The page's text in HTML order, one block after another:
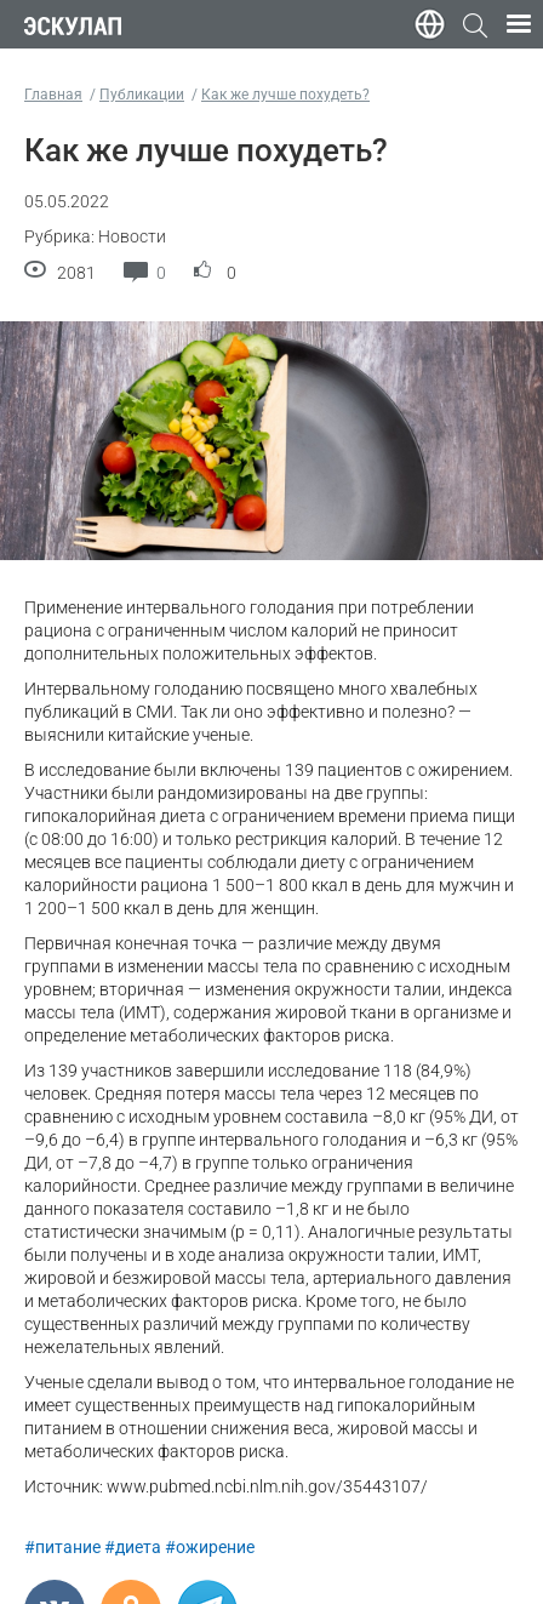
Главная Публикации Как же лучше похудеть?
Как же лучше похудеть?
05.05.2022
Рубрика: Новости
2081
0 0
Применение интервального голодания при потреблении
рациона с ограниченным числом калорий не приносит
дополнительных положительных эффектов.
Интервальному голоданию посвящено много хвалебных
публикаций в СМИ. Так ли оно эффективно и полезно? —
выяснили китайские ученые.
В исследование были включены 139 пациентов с ожирением.
Участники были рандомизированы на две группы:
гипокалорийная диета с ограничением времени приема пищи
(с 08:00 до 16:00) и только рестрикция калорий. В течение 12
месяцев все пациенты соблюдали диету с ограничением
калорийности рациона 1 500–1 800 ккал в день для мужчин и
1 200–1 500 ккал в день для женщин.
Первичная конечная точка — различие между двумя
группами в изменении массы тела по сравнению с исходным
уровнем; вторичная — изменения окружности талии, индекса
массы тела (ИМТ), содержания жировой ткани в организме и
определение метаболических факторов риска.
Из 139 участников завершили исследование 118 (84,9%)
человек. Средняя потеря массы тела через 12 месяцев по
сравнению с исходным уровнем составила –8,0 кг (95% ДИ, от
–9,6 до –6,4) в группе интервального голодания и –6,3 кг (95%
ДИ, от –7,8 до –4,7) в группе только ограничения
калорийности. Среднее различие между группами в величине
данного показателя составило –1,8 кг и не было
статистически значимым (р = 0,11). Аналогичные результаты
были получены и в ходе анализа окружности талии, ИМТ,
жировой и безжировой массы тела, артериального давления
и метаболических факторов риска. Кроме того, не было
существенных различий между группами по количеству
нежелательных явлений.
Ученые сделали вывод о том, что интервальное голодание не
имеет существенных преимуществ над гипокалорийным
питанием в отношении снижения веса, жировой массы и
метаболических факторов риска.
Источник: www.pubmed.ncbi.nlm.nih.gov/35443107/
#питание#диета #ожирение